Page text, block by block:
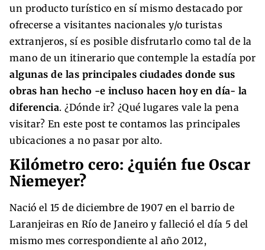
un producto turístico en sí mismo destacado por
ofrecerse a visitantes nacionales y/o turistas
extranjeros, sí es posible disfrutarlo como tal de la
mano de un itinerario que contemple la estadía por
algunas de las principales ciudades donde sus
obras han hecho -e incluso hacen hoy en día- la
diferencia. ¿Dónde ir? ¿Qué lugares vale la pena
visitar? En este post te contamos las principales
ubicaciones a no pasar por alto.
Kilómetro cero: ¿quién fue Oscar
Niemeyer?
Nació el 15 de diciembre de 1907 en el barrio de
Laranjeiras en Río de Janeiro y falleció el día 5 del
mismo mes correspondiente al año 2012,